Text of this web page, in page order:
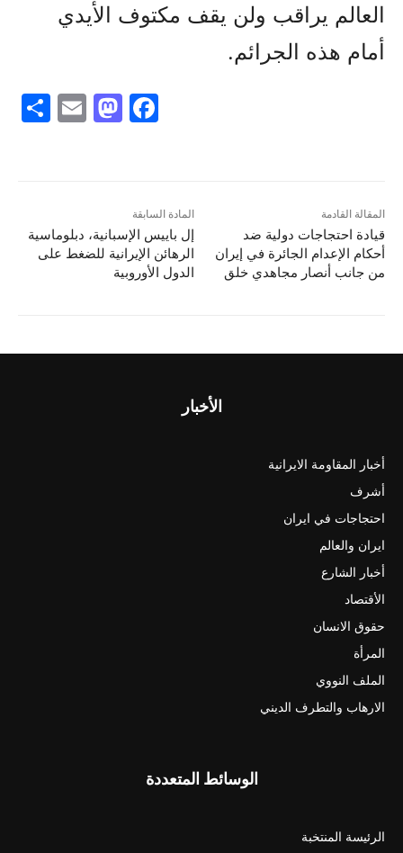
العالم يراقب ولن يقف مكتوف الأيدي
أمام هذه الجرائم.
F
b
o
o
M
d
o
E
المادة السابقة
إل باييس الإسبانية، دبلوماسية
الرهائن الإيرانية للضغط على
الدول الأوروبية
المقالة القادمة
قیادة احتجاجات دولية ضد
أحكام الإعدام الجائرة في إيران
من جانب أنصار مجاهدي خلق
الأخبار
أخبار المقاومة الايرانية
أشرف
احتجاجات في ايران
ايران والعالم
أخبار الشارع
الأقتصاد
حقوق الانسان
المرأة
الملف النووي
الارهاب والتطرف الديني
الوسائط المتعددة
الرئيسة المنتخبة